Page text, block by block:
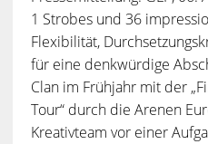
1 Strobes und 36
Flexibilität,
für eine denkwürdige
Clan im Frühjahr mit der
Tour“ durch die Arenen
Kreativteam vor einer